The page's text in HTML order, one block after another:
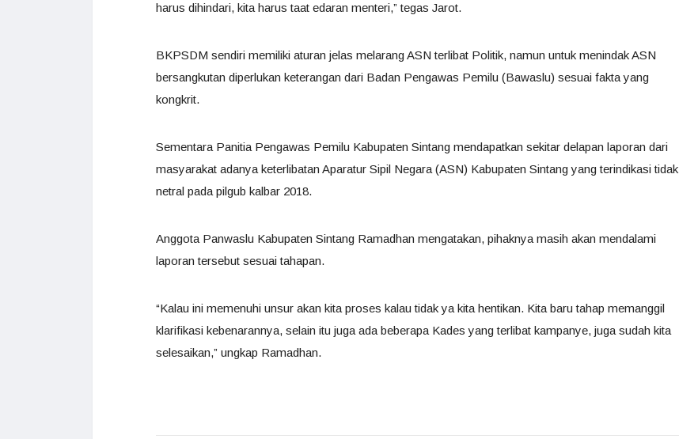
harus dihindari, kita harus taat edaran menteri,” tegas Jarot.
BKPSDM sendiri memiliki aturan jelas melarang ASN terlibat Politik, namun untuk menindak ASN
bersangkutan diperlukan keterangan dari Badan Pengawas Pemilu (Bawaslu) sesuai fakta yang
kongkrit.
Sementara Panitia Pengawas Pemilu Kabupaten Sintang mendapatkan sekitar delapan laporan dari
masyarakat adanya keterlibatan Aparatur Sipil Negara (ASN) Kabupaten Sintang yang terindikasi tidak
netral pada pilgub kalbar 2018.
Anggota Panwaslu Kabupaten Sintang Ramadhan mengatakan, pihaknya masih akan mendalami
laporan tersebut sesuai tahapan.
“Kalau ini memenuhi unsur akan kita proses kalau tidak ya kita hentikan. Kita baru tahap memanggil
klarifikasi kebenarannya, selain itu juga ada beberapa Kades yang terlibat kampanye, juga sudah kita
selesaikan,” ungkap Ramadhan.